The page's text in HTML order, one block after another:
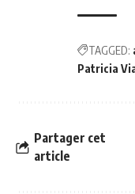
TAGGED:
Patricia
Partager cet
article